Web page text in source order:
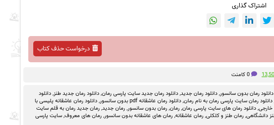
اشتراک گذاری
درخواست حذف کتاب
قیمت
است.
0 کامنت
دانلود رمان بدون سانسور,دانلود رمان جدید,دانلود رمان جدید سایت پارسی رمان,دانلود رمان جدید طنز,دانلود
دانلود رمان سایت پارسی رمان به نام رمان,دانلود رمان عاشقانه pdf بدون سانسور ,دانلود رمان عاشقانه پلیسی با
خارجی,دانلود رمان های سایت پارسی رمان,رمان,رمان بدون سانسور,رمان جدید,رمان جدید رمان به قلم سایت
دانشگاهی,رمان طنز و کلکلی,رمان عاشقانه,رمان های عاشقانه بدون سانسور,رمان های معروف,سایت پارسی